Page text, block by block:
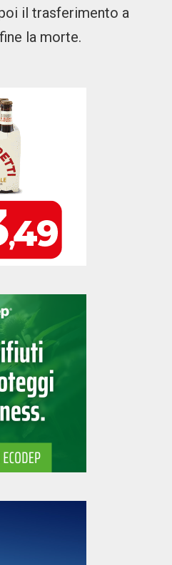
il trasferimento a
la morte.